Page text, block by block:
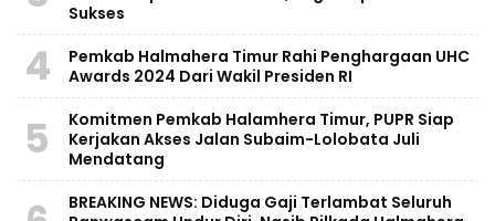
Sukses
4
Pemkab Halmahera Timur Rahi Penghargaan UHC
Awards 2024 Dari Wakil Presiden RI
5
Komitmen Pemkab Halamhera Timur, PUPR Siap
Kerjakan Akses Jalan Subaim-Lolobata Juli
Mendatang
BREAKING NEWS: Diduga Gaji Terlambat Seluruh